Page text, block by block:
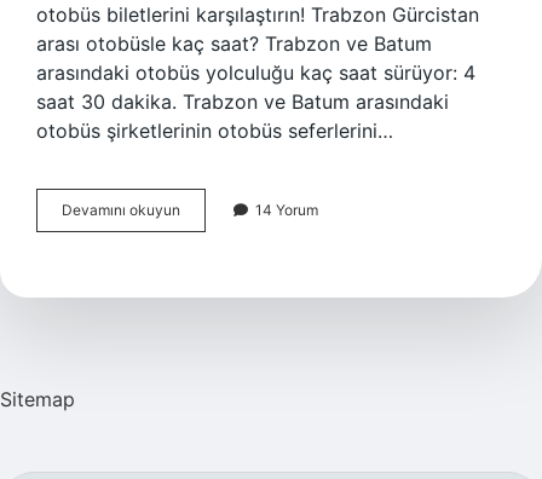
otobüs biletlerini karşılaştırın! Trabzon Gürcistan
arası otobüsle kaç saat? Trabzon ve Batum
arasındaki otobüs yolculuğu kaç saat sürüyor: 4
saat 30 dakika. Trabzon ve Batum arasındaki
otobüs şirketlerinin otobüs seferlerini…
Devamını okuyun Trabzon
Ardeşen
Saat
14 Yorum
Sitemap